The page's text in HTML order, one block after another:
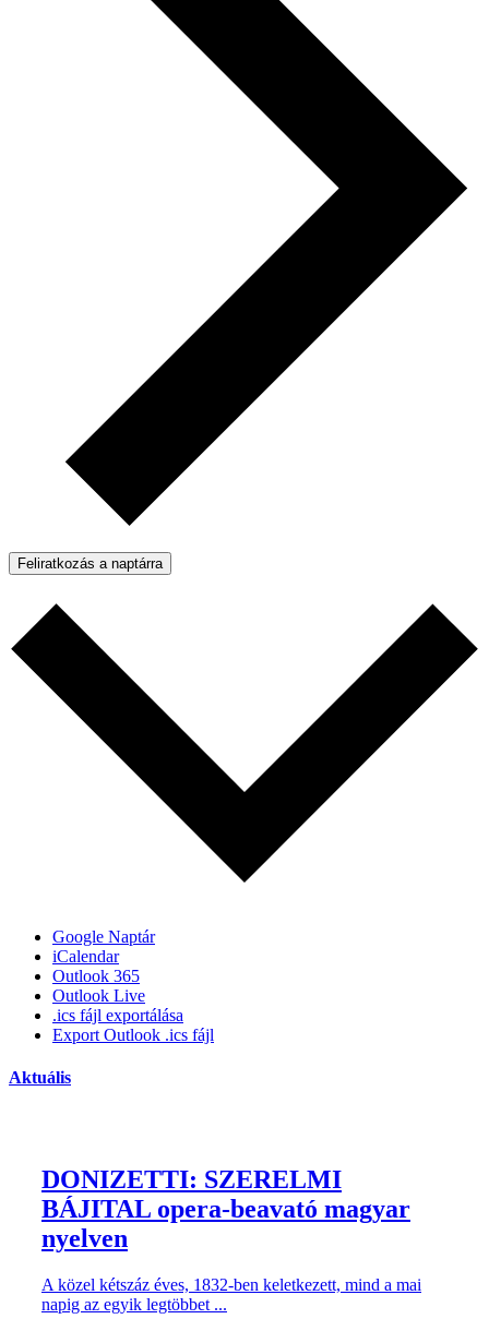
Feliratkozás a naptárra
Google Naptár
iCalendar
Outlook 365
Outlook Live
.ics fájl exportálása
Export Outlook .ics fájl
Aktuális
DONIZETTI: SZERELMI
BÁJITAL opera-beavató magyar
nyelven
A közel kétszáz éves, 1832-ben keletkezett, mind a mai
napig az egyik legtöbbet ...